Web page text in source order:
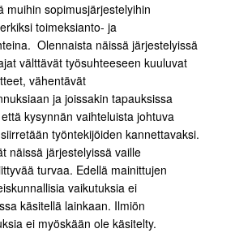
muihin sopimusjärjestelyihin
toimeksianto- ja
Olennaista näissä järjestelyissä
välttävät työsuhteeseen kuuluvat
vähentävät
ja joissakin tapauksissa
kysynnän vaihteluista johtuva
työntekijöiden kannettavaksi.
näissä järjestelyissä vaille
turvaa. Edellä mainittujen
vaikutuksia ei
käsitellä lainkaan. Ilmiön
ei myöskään ole käsitelty.